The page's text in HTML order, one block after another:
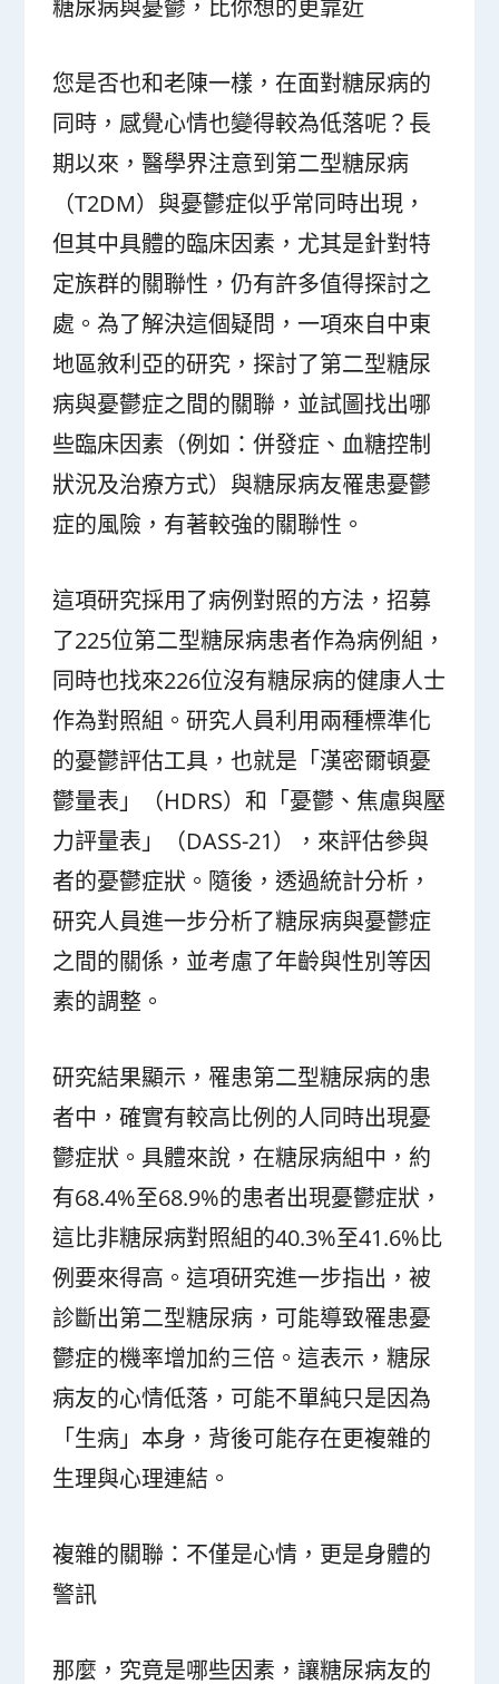
糖尿病與憂鬱，比你想的更靠近
您是否也和老陳一樣，在面對糖尿病的
同時，感覺心情也變得較為低落呢？長
期以來，醫學界注意到第二型糖尿病
（T2DM）與憂鬱症似乎常同時出現，
但其中具體的臨床因素，尤其是針對特
定族群的關聯性，仍有許多值得探討之
處。為了解決這個疑問，一項來自中東
地區敘利亞的研究，探討了第二型糖尿
病與憂鬱症之間的關聯，並試圖找出哪
些臨床因素（例如：併發症、血糖控制
狀況及治療方式）與糖尿病友罹患憂鬱
症的風險，有著較強的關聯性。
這項研究採用了病例對照的方法，招募
了225位第二型糖尿病患者作為病例組，
同時也找來226位沒有糖尿病的健康人士
作為對照組。研究人員利用兩種標準化
的憂鬱評估工具，也就是「漢密爾頓憂
鬱量表」（HDRS）和「憂鬱、焦慮與壓
力評量表」（DASS-21），來評估參與
者的憂鬱症狀。隨後，透過統計分析，
研究人員進一步分析了糖尿病與憂鬱症
之間的關係，並考慮了年齡與性別等因
素的調整。
研究結果顯示，罹患第二型糖尿病的患
者中，確實有較高比例的人同時出現憂
鬱症狀。具體來說，在糖尿病組中，約
有68.4%至68.9%的患者出現憂鬱症狀，
這比非糖尿病對照組的40.3%至41.6%比
例要來得高。這項研究進一步指出，被
診斷出第二型糖尿病，可能導致罹患憂
鬱症的機率增加約三倍。這表示，糖尿
病友的心情低落，可能不單純只是因為
「生病」本身，背後可能存在更複雜的
生理與心理連結。
複雜的關聯：不僅是心情，更是身體的
警訊
那麼，究竟是哪些因素，讓糖尿病友的